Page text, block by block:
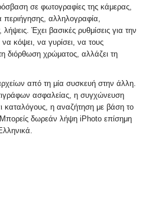
σε φωτογραφίες της κάμερας,
αλληλογραφία,
Έχει βασικές ρυθμίσεις για την
κόψει, να γυρίσει, να τους
διόρθωση χρώματος, αλλάζει τη
από τη μία συσκευή στην άλλη.
ασφαλείας, η συγχώνευση
καταλόγους, η αναζήτηση με βάση το
δωρεάν λήψη iPhoto επίσημη